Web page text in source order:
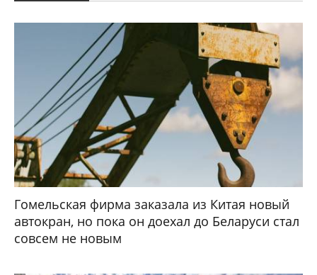
Гомельская фирма заказала из Китая новый
автокран, но пока он доехал до Беларуси стал
совсем не новым